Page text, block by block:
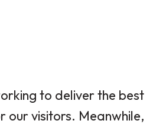
to deliver the best
our visitors. Meanwhile,